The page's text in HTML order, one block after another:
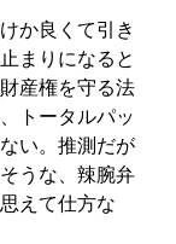
か良くて引き
まりになると
産権を守る法
トータルパッ
い。推測だが
うな、辣腕弁
えて仕方な